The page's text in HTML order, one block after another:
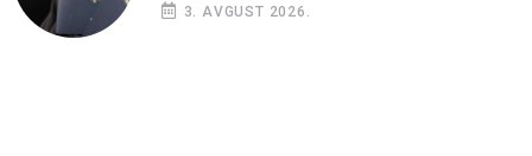
3. AVGUST 2026.